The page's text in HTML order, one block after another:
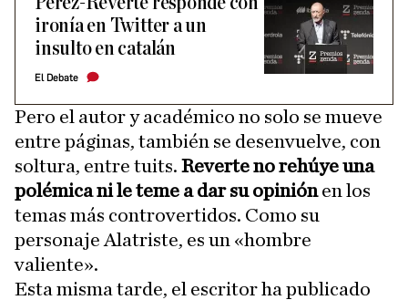
ironía en Twitter a un
insulto en catalán
El Debate
Pero el autor y académico no solo se mueve
entre páginas, también se desenvuelve, con
soltura, entre tuits. Reverte no rehúye una
polémica ni le teme a dar su opiniónen los
temas más controvertidos. Como su
personaje Alatriste, es un «hombre
valiente».
Esta misma tarde, el escritor ha publicado